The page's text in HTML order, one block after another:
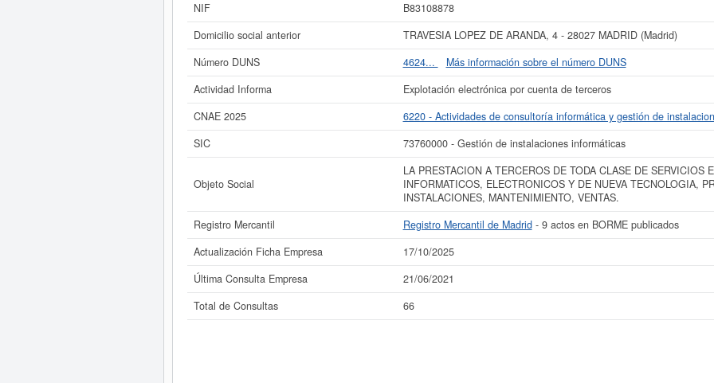
Si está interesado en conocer más datos de la empresa ACADIA CONSULTING S.L. puede
ACADIA CONSULTING S.L. y consultar los resultados de sus años de actividad, así como los balances y
La última actualización del informe de empresa se ha realizado el 17/10/2025.
NIF
B83108878
Domicilio social anterior
TRAVESIA LOPEZ DE ARANDA, 4 - 28027 MADRID (Madrid)
Número DUNS
4624...
Más información sobre el número DUNS
Actividad Informa
Explotación electrónica por cuenta de terceros
CNAE 2025
6220 - Actividades de consultoría informática y gestión de
SIC
73760000 - Gestión de instalaciones informáticas
Objeto Social
LA PRESTACION A TERCEROS DE TODA CLASE DE SERVICIOS
INFORMATICOS, ELECTRONICOS Y DE NUEVA TECNOLOGIA,
INSTALACIONES, MANTENIMIENTO, VENTAS.
Registro Mercantil
Registro Mercantil de Madrid- 9 actos en BORME publicados
Actualización Ficha Empresa
17/10/2025
Última Consulta Empresa
21/06/2021
Total de Consultas
66